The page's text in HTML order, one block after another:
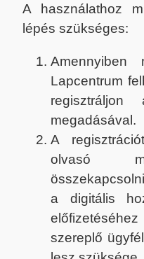
A használathoz
lépés szükséges:
Amennyiben
Lapcentrum
megadásával.
A
olvasó
a digitális
szereplő